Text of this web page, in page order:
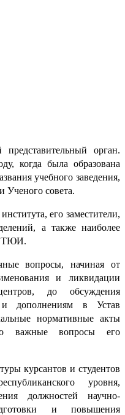
орган.
когда была образована
учебного заведения,
Ученого совета.
его заместители,
а также наиболее
ТЮИ.
вопросы, начиная от
и ликвидации
до обсуждения
дополнениям в Устав
нормативные акты
важные вопросы его
курсантов и студентов
уровня,
должностей научно-
и повышения